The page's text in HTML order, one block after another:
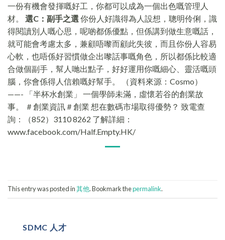
一份有機會發揮嘅好工，你都可以成為一個出色嘅管理人
材。 選C：副手之選 你份人好識得為人設想，聰明伶俐，識
得閱讀別人嘅心思，呢啲都係優點，但係講到做生意嘅話，
就可能會考慮太多，兼顧唔嚟而顧此失彼，而且你份人容易
心軟，也唔係好習慣做企出嚟話事嘅角色，所以都係比較適
合做個副手，幫人哋出點子，好好運用你嘅細心、靈活嘅頭
腦，你會係得人信賴嘅好幫手。 （資料來源：Cosmo）
——- 「半杯水創業」 一個學師未滿，虛懷若谷的創業故
事。 ＃創業資訊＃創業 想在數碼市場取得優勢？ 致電查
詢：（852）3110 8262 了解詳細：
www.facebook.com/Half.Empty.HK/
This entry was posted in其他. Bookmark thepermalink.
SDMC 人才